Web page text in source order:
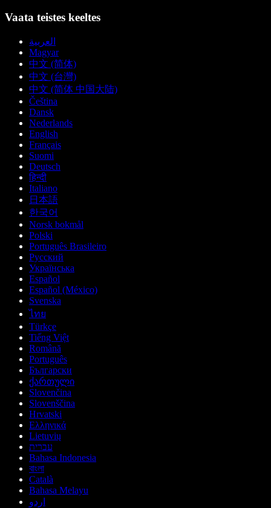
Vaata teistes keeltes
العربية
Magyar
中文 (简体)
中文 (台灣)
中文 (简体 中国大陆)
Čeština
Dansk
Nederlands
English
Français
Suomi
Deutsch
हिन्दी
Italiano
日本語
한국어
Norsk bokmål
Polski
Português Brasileiro
Русский
Українська
Español
Español (México)
Svenska
ไทย
Türkçe
Tiếng Việt
Română
Português
Български
ქართული
Slovenčina
Slovenščina
Hrvatski
Ελληνικά
Lietuvių
עברית
Bahasa Indonesia
বাংলা
Català
Bahasa Melayu
اردو